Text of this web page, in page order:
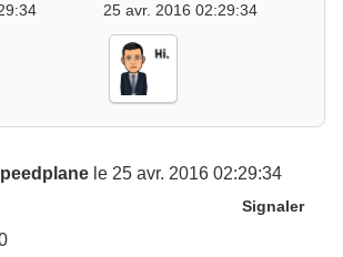
25 avr. 2016 02:29:34
le 25 avr. 2016 02:29:34
Signaler